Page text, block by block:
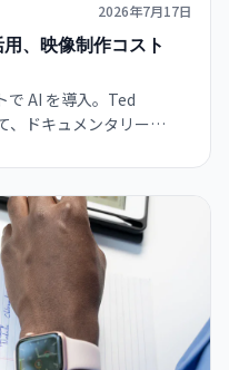
2026年7月17日
、映像制作コスト
で AI を導入。Ted
、ドキュメンタリー
メ産業での AI 採用が実